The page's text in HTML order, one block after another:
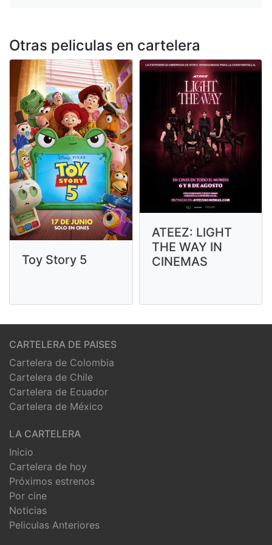
Otras peliculas en cartelera
Toy Story 5
ATEEZ: LIGHT
THE WAY IN
CINEMAS
CARTELERA DE PAISES
Cartelera de Colombia
Cartelera de Chile
Cartelera de Ecuador
Cartelera de México
LA CARTELERA
Inicio
Cartelera de hoy
Próximos estrenos
Por cine
Noticias
Peliculas Anteriores